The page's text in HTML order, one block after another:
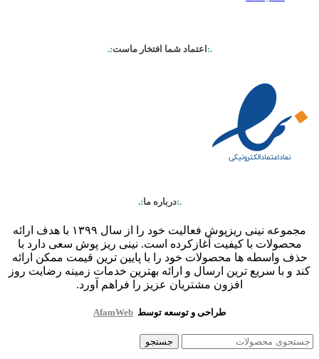
.:اعتماد شما افتخار ماست:.
.:درباره ما:.
مجموعه نینی ریزپوش فعالیت خود را از سال ۱۳۹۹ با هدف ارائه
محصولات با کیفیت آغازکرده است. نینی ریز پوش سعی دارد با
حذف واسطه ها محصولات خود را با پایین ترین قیمت ممکن ارائه
کند و با سریع ترین ارسال و ارائه بهترین خدمات زمینه رضایت روز
افزون مشتریان عزیز را فراهم آورد.
طراحی و توسعه توسط AfamWeb
جستجو